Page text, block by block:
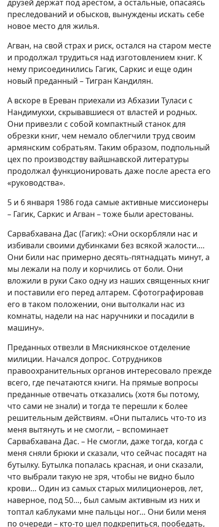
друзей держат под арестом, а остальные, опасаясь
преследований и обысков, вынуждены искать себе
новое место для жилья.
Агван, на свой страх и риск, остался на старом месте
и продолжал трудиться над изготовлением книг. К
нему присоединились Гагик, Саркис и еще один
новый преданный – Тигран Кандилян.
А вскоре в Ереван приехали из Абхазии Туласи с
Нандимукхи, скрывавшиеся от властей и родных.
Они привезли с собой компактный станок для
обрезки книг, чем немало облегчили труд своим
армянским собратьям. Таким образом, подпольный
цех по производству вайшнавской литературы
продолжал функционировать даже после ареста его
«руководства».
5 и 6 января 1986 года самые активные миссионеры
– Гагик, Саркис и Агван – тоже были арестованы.
Сарвабхавана Дас (Гагик): «Они оскорбляли нас и
избивали своими дубинками без всякой жалости.…
Они били нас примерно десять-пятнадцать минут, а
мы лежали на полу и корчились от боли. Они
вложили в руки Сако одну из наших священных книг
и поставили его перед алтарем. Сфотографировав
его в таком положении, они вытолкали нас из
комнаты, надели на нас наручники и посадили в
машину».
Преданных отвезли в Мясникянское отделение
милиции. Начался допрос. Сотрудников
правоохранительных органов интересовало прежде
всего, где печатаются книги. На прямые вопросы
преданные отвечать отказались (хотя бы потому,
что сами не знали) и тогда те перешли к более
решительным действиям. «Они пытались что-то из
меня вытянуть и не смогли, – вспоминает
Сарвабхавана Дас. – Не смогли, даже тогда, когда с
меня сняли брюки и сказали, что сейчас посадят на
бутылку. Бутылка попалась красная, и они сказали,
что выбрали такую не зря, чтобы не видно было
крови… Один из самых старых милиционеров, лет,
наверное, под 50…, был самым активным из них и
топтал каблуками мне пальцы ног… Они били меня
по очереди – кто-то шел подкрепиться, пообедать,